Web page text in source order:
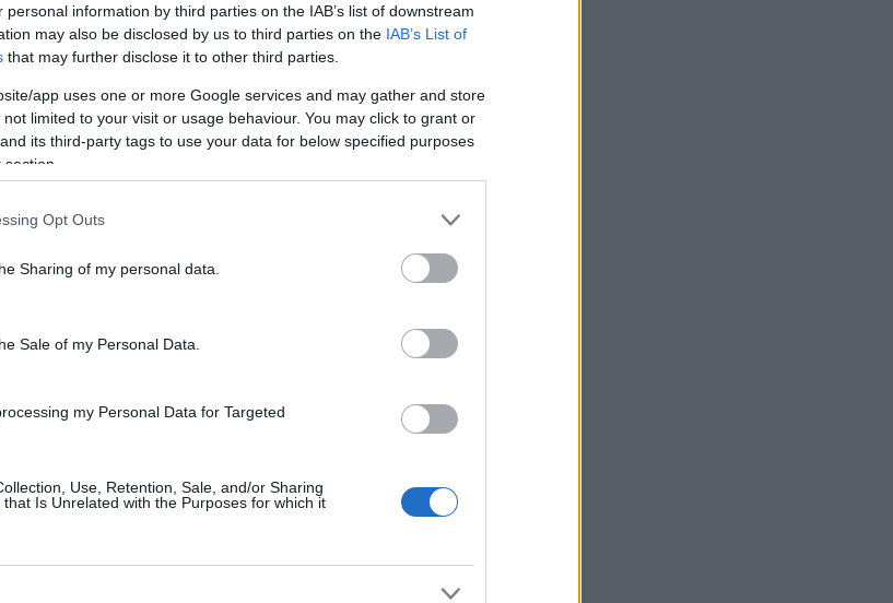
information by third parties on the IAB’s list of downstream
may also be disclosed by us to third parties on the IAB’s List of
that may further disclose it to other third parties.
app uses one or more Google services and may gather and store
limited to your visit or usage behaviour. You may click to grant or
its third-party tags to use your data for below specified purposes
Opt Outs
Sharing of my personal data.
Sale of my Personal Data.
my Personal Data for Targeted
Use, Retention, Sale, and/or Sharing
Is Unrelated with the Purposes for which it
χριστουγεννιάτικες εμπειρίες σε 5
2023, 15:43
τα...
Δρέσδη είναι η πρωτεύουσα των Χριστουγέννων
2023, 12:36
κατά μήκος των δύο πλευρών του αστραφτερού